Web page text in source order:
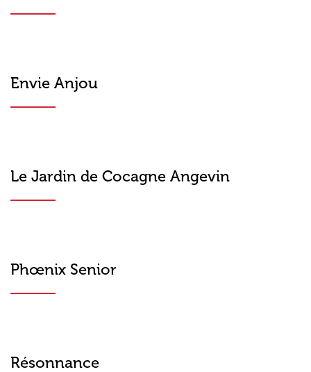
Envie Anjou
Le Jardin de Cocagne Angevin
Phœnix Senior
Résonnance